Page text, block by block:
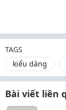
TAGS
kiểu dáng
Bài viết liên